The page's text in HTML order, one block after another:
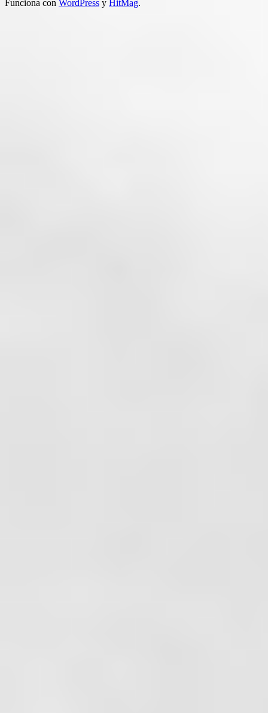
Funciona con WordPress y HitMag.